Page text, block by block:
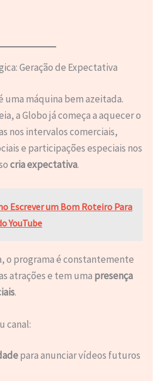
Geração de Expectativa
uma máquina bem azeitada.
a Globo já começa a aquecer o
nos intervalos comerciais,
e participações especiais nos
cria expectativa.
Escrever um Bom Roteiro Para
YouTube
o programa é constantemente
atrações e tem uma presença
.
canal:
para anunciar vídeos futuros